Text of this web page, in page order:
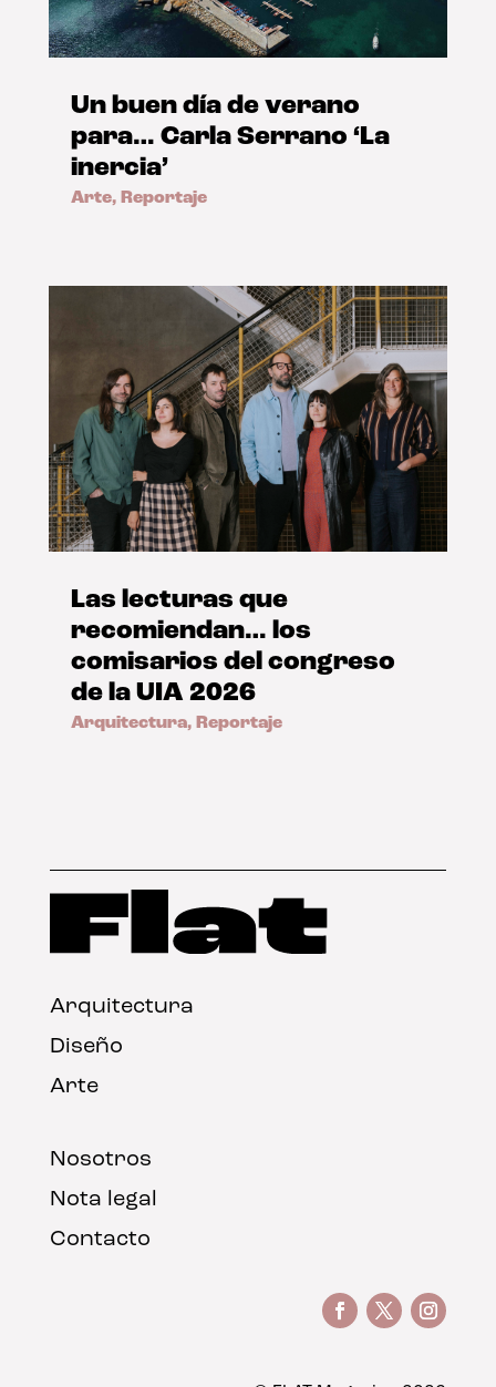
Un buen día de verano
para… Carla Serrano ‘La
inercia’
Arte, Reportaje
Las lecturas que
recomiendan… los
comisarios del congreso
de la UIA 2026
Arquitectura, Reportaje
Arquitectura
Diseño
Arte
Nosotros
Nota legal
Contacto